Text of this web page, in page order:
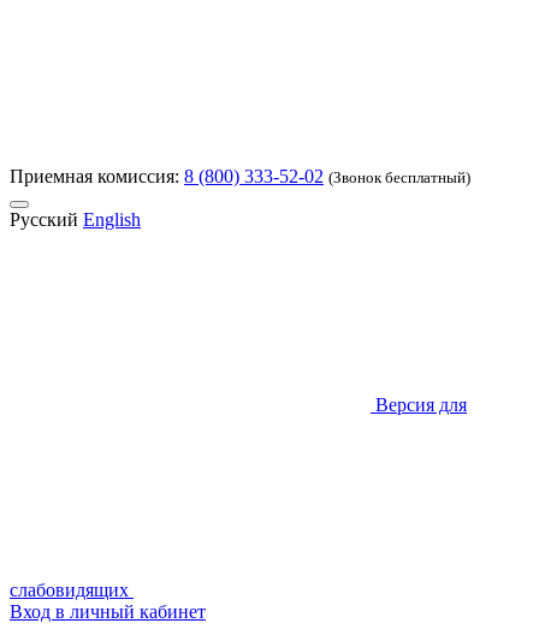
Приемная комиссия: 8 (800) 333-52-02 (Звонок бесплатный)
Русский English
Версия для
слабовидящих
Вход в личный кабинет